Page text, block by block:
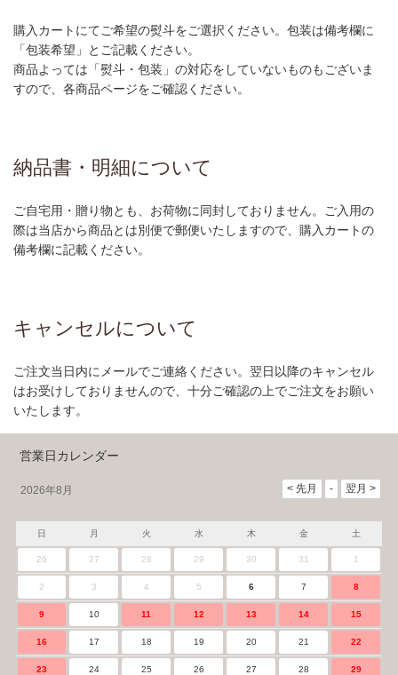
購入カートにてご希望の熨斗をご選択ください。包装は備考欄に
「包装希望」とご記載ください。
商品よっては「熨斗・包装」の対応をしていないものもございま
すので、各商品ページをご確認ください。
納品書・明細について
ご自宅用・贈り物とも、お荷物に同封しておりません。ご入用の
際は当店から商品とは別便で郵便いたしますので、購入カートの
備考欄に記載ください。
キャンセルについて
ご注文当日内にメールでご連絡ください。翌日以降のキャンセル
はお受けしておりませんので、十分ご確認の上でご注文をお願い
いたします。
営業日カレンダー
2026年8月
日 月 火 水 木 金 土
26 27 28 29 30 31 1
2 3 4 5 6 7 8
9 10 11 12 13 14 15
16 17 18 19 20 21 22
23 24 25 26 27 28 29